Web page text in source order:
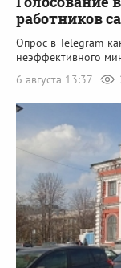
работников
Опрос в Telegram-
неэффективного
6 августа 13:37